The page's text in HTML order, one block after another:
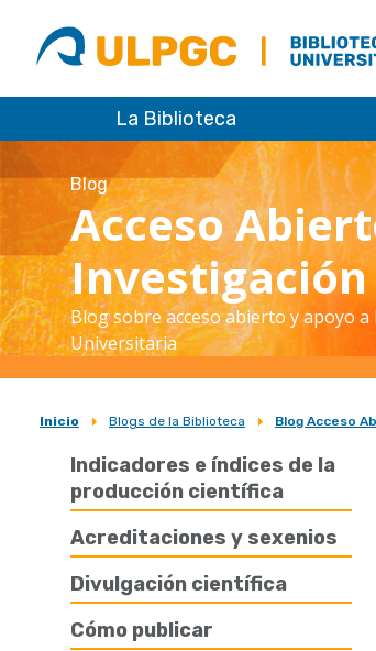
ULPGC
Biblioteca
ULPGC
La Biblioteca
Blog
Acceso
Investigación
Blog sobre acceso abierto y apoyo
Universitaria
Sobrescribir
enlaces
de
ayuda
Inicio Blogs de la Biblioteca Blog Acceso
Indicadores e índices de la
producción científica
Acreditaciones y sexenios
Divulgación científica
Cómo publicar